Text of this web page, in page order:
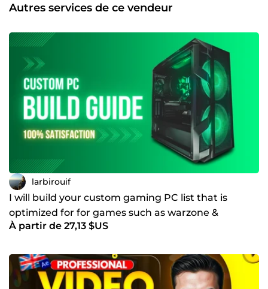
Autres services de ce vendeur
larbirouif
I will build your custom gaming PC list that is
optimized for for games such as warzone &
Valorant
À partir de 27,13 $US